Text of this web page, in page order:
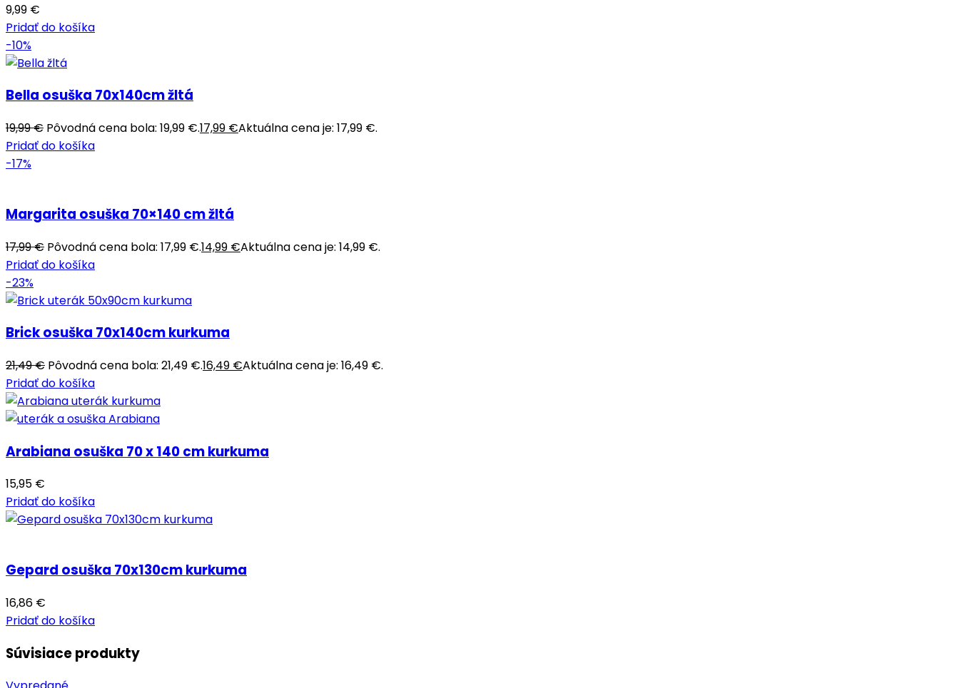
9,99 €
Pridať do košíka
-10%
Bella osuška 70x140cm žltá
19,99€ Pôvodná cena bola: 19,99 €.17,99 €Aktuálna cena je: 17,99 €.
Pridať do košíka
-17%
Margarita osuška 70×140 cm žltá
17,99€ Pôvodná cena bola: 17,99 €.14,99 €Aktuálna cena je: 14,99 €.
Pridať do košíka
-23%
Brick osuška 70x140cm kurkuma
21,49€ Pôvodná cena bola: 21,49 €.16,49 €Aktuálna cena je: 16,49 €.
Pridať do košíka
Arabiana osuška 70 x 140 cm kurkuma
15,95 €
Pridať do košíka
Gepard osuška 70x130cm kurkuma
16,86 €
Pridať do košíka
Súvisiace produkty